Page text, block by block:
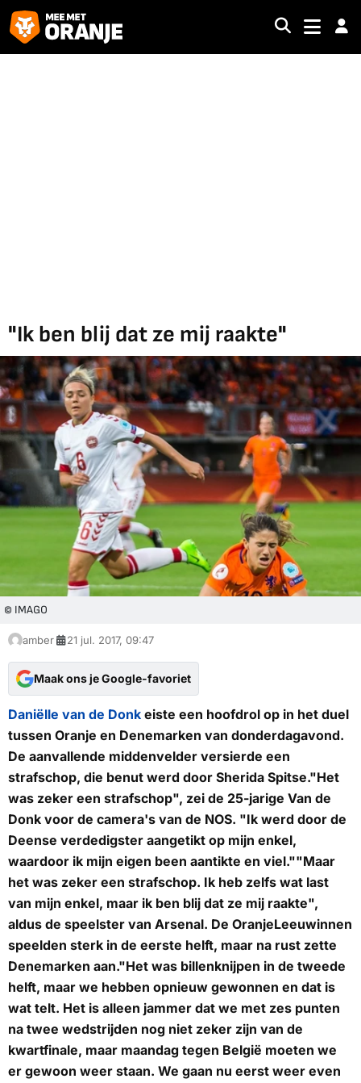
"Ik ben blij dat ze mij raakte"
© IMAGO
amber 21 jul. 2017, 09:47
Maak ons je Google-favoriet
Daniëlle van de Donk eiste een hoofdrol op in het duel
tussen Oranje en Denemarken van donderdagavond.
De aanvallende middenvelder versierde een
strafschop, die benut werd door Sherida Spitse."Het
was zeker een strafschop", zei de 25-jarige Van de
Donk voor de camera's van de NOS. "Ik werd door de
Deense verdedigster aangetikt op mijn enkel,
waardoor ik mijn eigen been aantikte en viel.""Maar
het was zeker een strafschop. Ik heb zelfs wat last
van mijn enkel, maar ik ben blij dat ze mij raakte",
aldus de speelster van Arsenal. De OranjeLeeuwinnen
speelden sterk in de eerste helft, maar na rust zette
Denemarken aan."Het was billenknijpen in de tweede
helft, maar we hebben opnieuw gewonnen en dat is
wat telt. Het is alleen jammer dat we met zes punten
na twee wedstrijden nog niet zeker zijn van de
kwartfinale, maar maandag tegen België moeten we
er gewoon weer staan. We gaan nu eerst weer even